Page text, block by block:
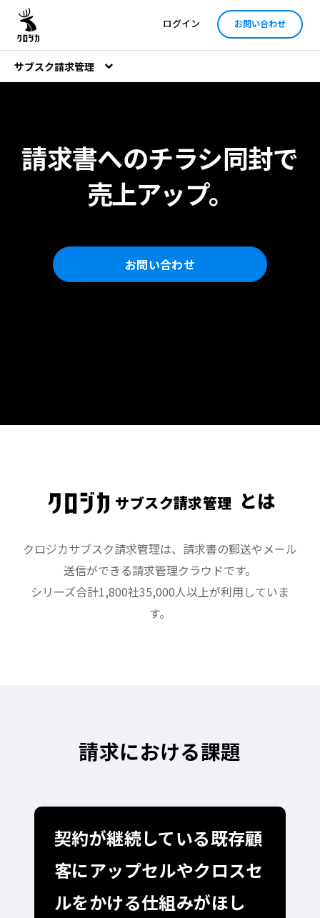
ログイン お問い合わせ
サブスク請求管理
請求書へのチラシ同封で
売上アップ。
お問い合わせ
サブスク請求管理 とは
クロジカサブスク請求管理は、請求書の郵送やメール
送信ができる請求管理クラウドです。
シリーズ合計1,800社35,000人以上が利用していま
す。
請求における課題
契約が継続している既存顧
客にアップセルやクロスセ
ルをかける仕組みがほし